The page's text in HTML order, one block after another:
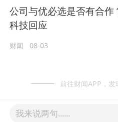
公司与优必选是否有合作
科技回应
财闻 08-03
前往财闻APP，
我来说两句......